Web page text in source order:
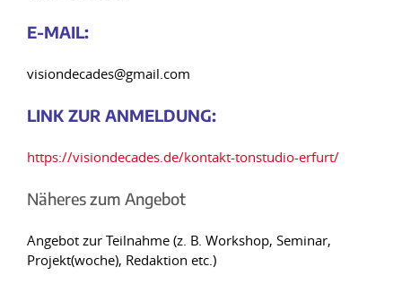
E-MAIL:
visiondecades@gmail.com
LINK ZUR ANMELDUNG:
https://visiondecades.de/kontakt-tonstudio-erfurt/
Näheres zum Angebot
Angebot zur Teilnahme (z. B. Workshop, Seminar,
Projekt(woche), Redaktion etc.)